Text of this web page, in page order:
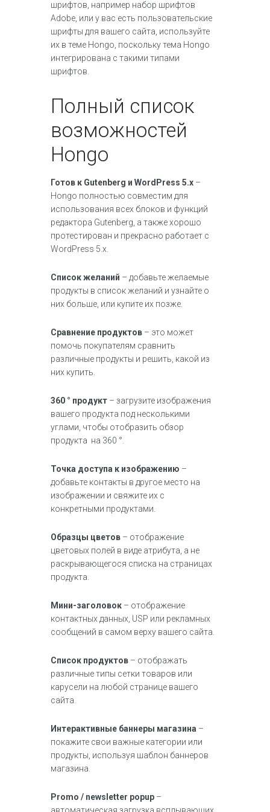
шрифтов, например набор шрифтов
Adobe, или у вас есть пользовательские
шрифты для вашего сайта, используйте
их в теме Hongo, поскольку тема Hongo
интегрирована с такими типами
шрифтов.
Полный список
возможностей
Hongo
Готов к Gutenberg и WordPress 5.x –
Hongo полностью совместим для
использования всех блоков и функций
редактора Gutenberg, а также хорошо
протестирован и прекрасно работает с
WordPress 5.x.
Список желаний – добавьте желаемые
продукты в список желаний и узнайте о
них больше, или купите их позже.
Сравнение продуктов – это может
помочь покупателям сравнить
различные продукты и решить, какой из
них купить.
360 ° продукт – загрузите изображения
вашего продукта под несколькими
углами, чтобы отобразить обзор
продукта на 360 °.
Точка доступа к изображению –
добавьте контакты в другое место на
изображении и свяжите их с
конкретными продуктами.
Образцы цветов – отображение
цветовых полей в виде атрибута, а не
раскрывающегося списка на страницах
продукта.
Мини-заголовок – отображение
контактных данных, USP или рекламных
сообщений в самом верху вашего сайта.
Список продуктов – отображать
различные типы сетки товаров или
карусели на любой странице вашего
сайта.
Интерактивные баннеры магазина –
покажите свои важные категории или
продукты, используя шаблон баннеров
магазина.
Promo / newsletter popup –